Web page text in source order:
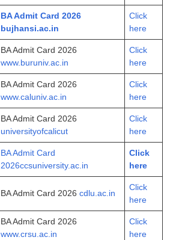
BA Admit Card 2026
bujhansi.ac.in
Click
here
BA Admit Card 2026
www.buruniv.ac.in
Click
here
BA Admit Card 2026
www.caluniv.ac.in
Click
here
BA Admit Card 2026
universityofcalicut
Click
here
BA Admit Card
2026ccsuniversity.ac.in
Click
here
BA Admit Card 2026 cdlu.ac.in
Click
here
BA Admit Card 2026
www.crsu.ac.in
Click
here